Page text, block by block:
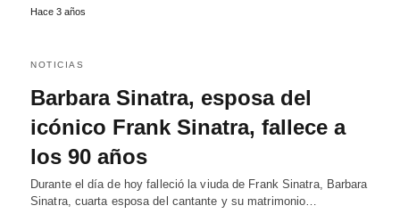
Hace 3 años
NOTICIAS
Barbara Sinatra, esposa del
icónico Frank Sinatra, fallece a
los 90 años
Durante el día de hoy falleció la viuda de Frank Sinatra, Barbara
Sinatra, cuarta esposa del cantante y su matrimonio…